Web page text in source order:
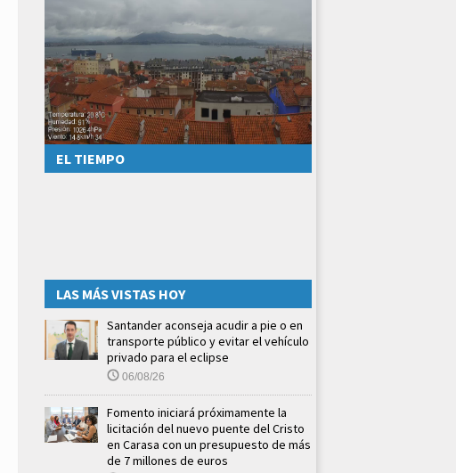
EL TIEMPO
LAS MÁS VISTAS HOY
Santander aconseja acudir a pie o en
transporte público y evitar el vehículo
privado para el eclipse
06/08/26
Fomento iniciará próximamente la
licitación del nuevo puente del Cristo
en Carasa con un presupuesto de más
de 7 millones de euros